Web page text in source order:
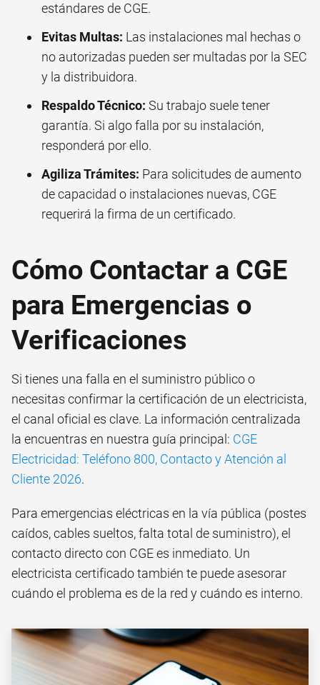
estándares de CGE.
Evitas Multas: Las instalaciones mal hechas o
no autorizadas pueden ser multadas por la SEC
y la distribuidora.
Respaldo Técnico: Su trabajo suele tener
garantía. Si algo falla por su instalación,
responderá por ello.
Agiliza Trámites: Para solicitudes de aumento
de capacidad o instalaciones nuevas, CGE
requerirá la firma de un certificado.
Cómo Contactar a CGE
para Emergencias o
Verificaciones
Si tienes una falla en el suministro público o
necesitas confirmar la certificación de un electricista,
el canal oficial es clave. La información centralizada
la encuentras en nuestra guía principal: CGE
Electricidad: Teléfono 800, Contacto y Atención al
Cliente 2026.
Para emergencias eléctricas en la vía pública (postes
caídos, cables sueltos, falta total de suministro), el
contacto directo con CGE es inmediato. Un
electricista certificado también te puede asesorar
cuándo el problema es de la red y cuándo es interno.